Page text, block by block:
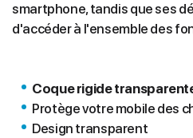
smartphone, tandis que ses
d'accéder à l'ensemble des
Coque rigide
Protège votre mobile des
Design transparent